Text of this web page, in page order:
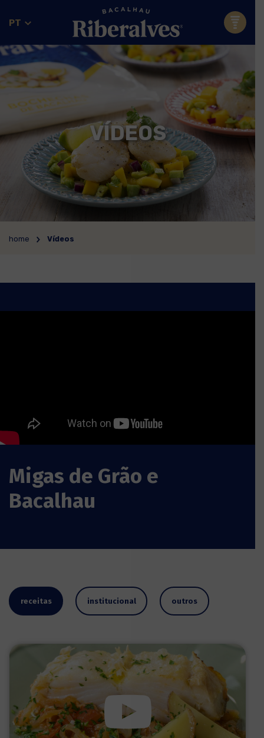
PT
VÍDEOS
home Vídeos
Migas de Grão e
Bacalhau
receitas institucional outros